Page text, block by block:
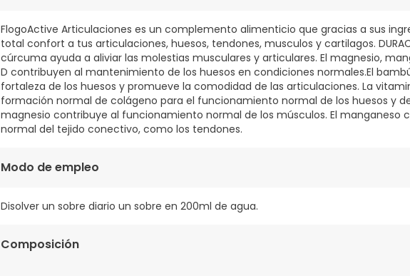
FlogoActive Articulaciones es un complemento alimenticio que gracias a sus
total confort a tus articulaciones, huesos, tendones, musculos y cartilagos.
cúrcuma ayuda a aliviar las molestias musculares y articulares. El magnesio,
D contribuyen al mantenimiento de los huesos en condiciones normales.El
fortaleza de los huesos y promueve la comodidad de las articulaciones. La
formación normal de colágeno para el funcionamiento normal de los huesos y
magnesio contribuye al funcionamiento normal de los músculos. El manganeso
normal del tejido conectivo, como los tendones.
Modo de empleo
Disolver un sobre diario un sobre en 200ml de agua.
Composición